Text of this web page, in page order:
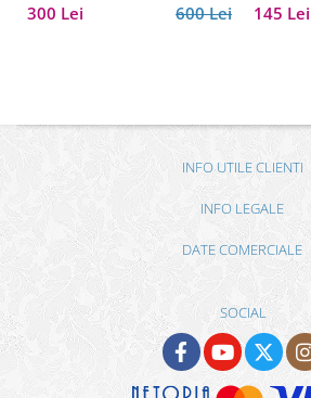
600 Lei
300 Lei 145 Lei
INFO UTILE CLIENTI
INFO LEGALE
DATE COMERCIALE
SOCIAL